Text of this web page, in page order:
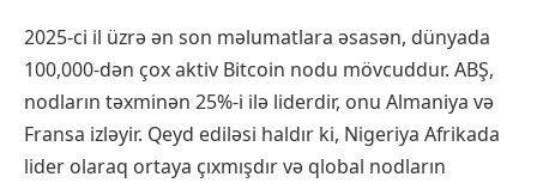
2025-ci il üzrə ən son məlumatlara əsasən, dünyada
100,000-dən çox aktiv Bitcoin nodu mövcuddur. ABŞ,
nodların təxminən 25%-i ilə liderdir, onu Almaniya və
Fransa izləyir. Qeyd ediləsi haldır ki, Nigeriya Afrikada
lider olaraq ortaya çıxmışdır və qlobal nodların